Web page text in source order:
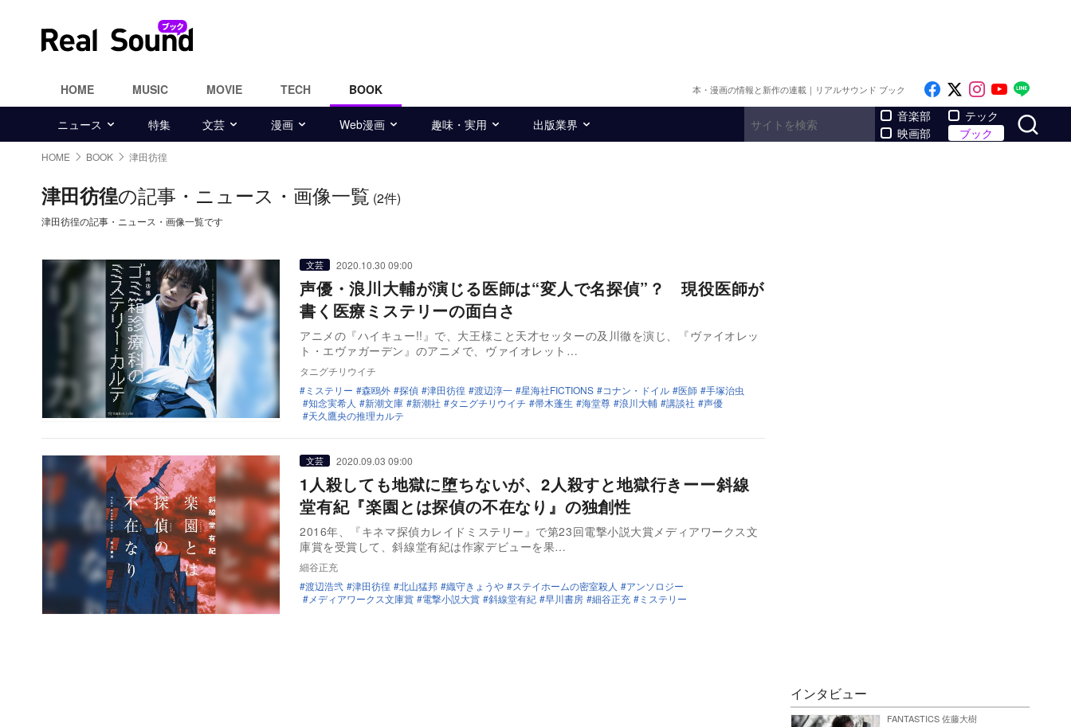
HOME MUSIC MOVIE TECH BOOK 本・漫画の情報と新作の連載｜リアルサウンド ブック Like on Facebook
Follow on x
Follow on
Follow
ニュース 特集 文芸 漫画 Web漫画 趣味・実用 出版業界
音楽部
映画部
テック
ブック
HOME BOOK 津田彷徨
津田彷徨の記事・ニュース・画像一覧 (2件)
津田彷徨の記事・ニュース・画像一覧です
文芸 2020.10.30 09:00
声優・浪川大輔が演じる医師は“変人で名探偵”？ 現役医師が
書く医療ミステリーの面白さ
アニメの『ハイキュー!!』で、大王様こと天才セッターの及川徹を演じ、『ヴァイオレッ
ト・エヴァガーデン』のアニメで、ヴァイオレット…
タニグチリウイチ
ミステリー
森鴎外 探偵 津田彷徨 渡辺淳一 星海社FICTIONS コナン・ドイル 医師
手塚治虫
知念実希人
新潮文庫 新潮社 タニグチリウイチ 帚木蓬生 海堂尊 浪川大輔 講談社
声優
天久鷹央の推理カルテ
文芸 2020.09.03 09:00
1人殺しても地獄に堕ちないが、2人殺すと地獄行きーー斜線
堂有紀『楽園とは探偵の不在なり』の独創性
2016年、『キネマ探偵カレイドミステリー』で第23回電撃小説大賞メディアワークス文
庫賞を受賞して、斜線堂有紀は作家デビューを果…
細谷正充
渡辺浩弐
津田彷徨 北山猛邦 織守きょうや ステイホームの密室殺人
アンソロジー
メディアワークス文庫賞
電撃小説大賞 斜線堂有紀 早川書房 細谷正充 ミステリー
インタビュー
FANTASTICS 佐藤大樹